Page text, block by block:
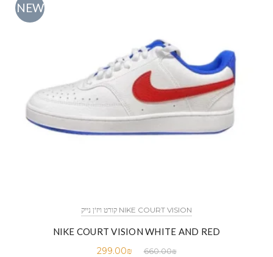
NEW
NIKE COURT VISION קורט ויז'ן נייק
NIKE COURT VISION WHITE AND RED
660.00₪
299.00₪